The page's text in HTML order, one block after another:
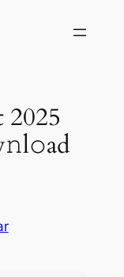
2025